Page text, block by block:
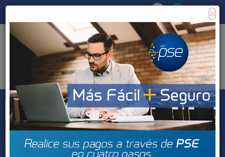
Tipo de inmueble
×